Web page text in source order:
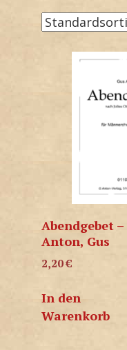
Abendgebet –
Anton, Gus
2,20€
In den
Warenkorb